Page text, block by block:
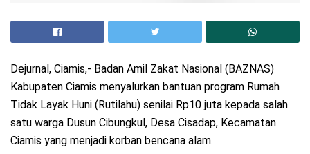
Dejurnal, Ciamis,- Badan Amil Zakat Nasional (BAZNAS)
Kabupaten Ciamis menyalurkan bantuan program Rumah
Tidak Layak Huni (Rutilahu) senilai Rp10 juta kepada salah
satu warga Dusun Cibungkul, Desa Cisadap, Kecamatan
Ciamis yang menjadi korban bencana alam.